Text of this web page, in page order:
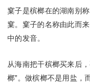
窠子是槟榔在的湖南别
窠。窠子的名称由此而
中的发音。
从海南把干槟榔买来后
榔”。做槟榔不是用盐，